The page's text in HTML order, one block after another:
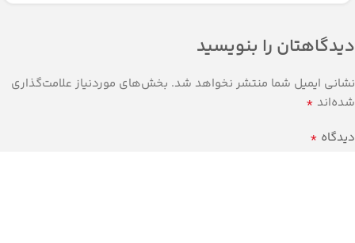
دیدگاهتان را بنویسید
نشانی ایمیل شما منتشر نخواهد شد. بخش‌های موردنیاز علامت‌گذاری
شده‌اند *
دیدگاه *